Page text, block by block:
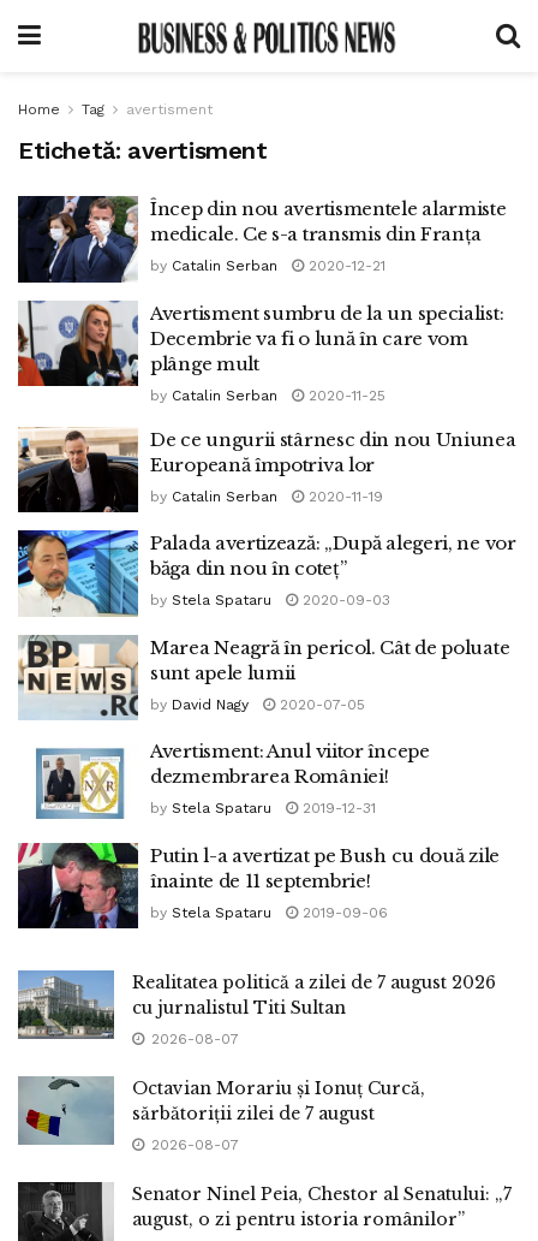
Home Tag avertisment
Etichetă: avertisment
Încep din nou avertismentele alarmiste
medicale. Ce s-a transmis din Franța
by Catalin Serban 2020-12-21
Avertisment sumbru de la un specialist:
Decembrie va fi o lună în care vom
plânge mult
by Catalin Serban 2020-11-25
De ce ungurii stârnesc din nou Uniunea
Europeană împotriva lor
by Catalin Serban 2020-11-19
Palada avertizează: „După alegeri, ne vor
băga din nou în coteț”
by Stela Spataru 2020-09-03
Marea Neagră în pericol. Cât de poluate
sunt apele lumii
by David Nagy 2020-07-05
Avertisment: Anul viitor începe
dezmembrarea României!
by Stela Spataru 2019-12-31
Putin l-a avertizat pe Bush cu două zile
înainte de 11 septembrie!
by Stela Spataru 2019-09-06
Realitatea politică a zilei de 7 august 2026
cu jurnalistul Titi Sultan
2026-08-07
Octavian Morariu și Ionuț Curcă,
sărbătoriții zilei de 7 august
2026-08-07
Senator Ninel Peia, Chestor al Senatului: „7
august, o zi pentru istoria românilor”